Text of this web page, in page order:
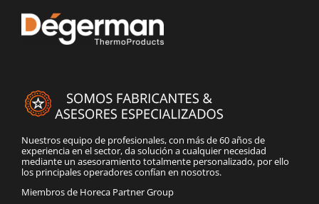
Nuestros equipo de profesionales, con más de 60 años de
experiencia en el sector, da solución a cualquier necesidad
mediante un asesoramiento totalmente personalizado, por ello
los principales operadores confían en nosotros.
Miembros de Horeca Partner Group